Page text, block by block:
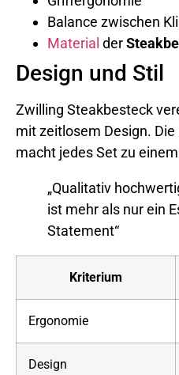
Balance zwischen
Material der
Design und Stil
Zwilling Steakbesteck
mit zeitlosem Design.
macht jedes Set zu
„Qualitativ
ist mehr als nur ein
Statement“
Kriterium
Ergonomie
Design